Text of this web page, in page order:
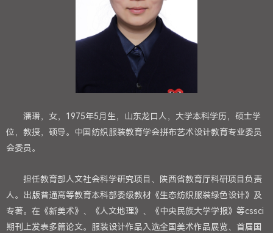
潘璠，女，1975年5月生，山东龙口人，大学本科学历，硕士学
位，教授，硕导。中国纺织服装教育学会拼布艺术设计教育专业委员
会委员。
担任教育部人文社会科学研究项目、陕西省教育厅科研项目负责
人。出版普通高等教育本科部委级教材《生态纺织服装绿色设计》及
专著。在《新美术》、《人文地理》、《中央民族大学学报》等cssci
期刊上发表多篇论文。服装设计作品入选全国美术作品展览、首届国